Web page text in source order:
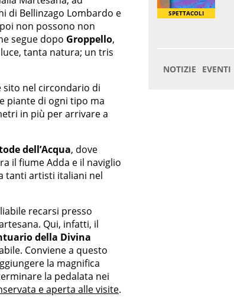
di Bellinzago Lombardo e
non possono non
segue dopo Groppello,
tanta natura; un tris
sito nel circondario di
piante di ogni tipo ma
in più per arrivare a
dell’Acqua, dove
il fiume Adda e il naviglio
tanti artisti italiani nel
recarsi presso
Qui, infatti, il
della Divina
Conviene a questo
la magnifica
la pedalata nei
e aperta alle visite.